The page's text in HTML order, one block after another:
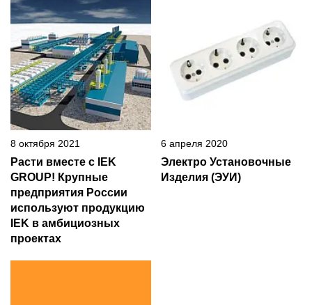
8 октября 2021
Расти вместе с IEK
GROUP! Крупные
предприятия России
используют продукцию
IEK в амбициозных
проектах
6 апреля 2020
Электро Установочные
Изделия (ЭУИ)